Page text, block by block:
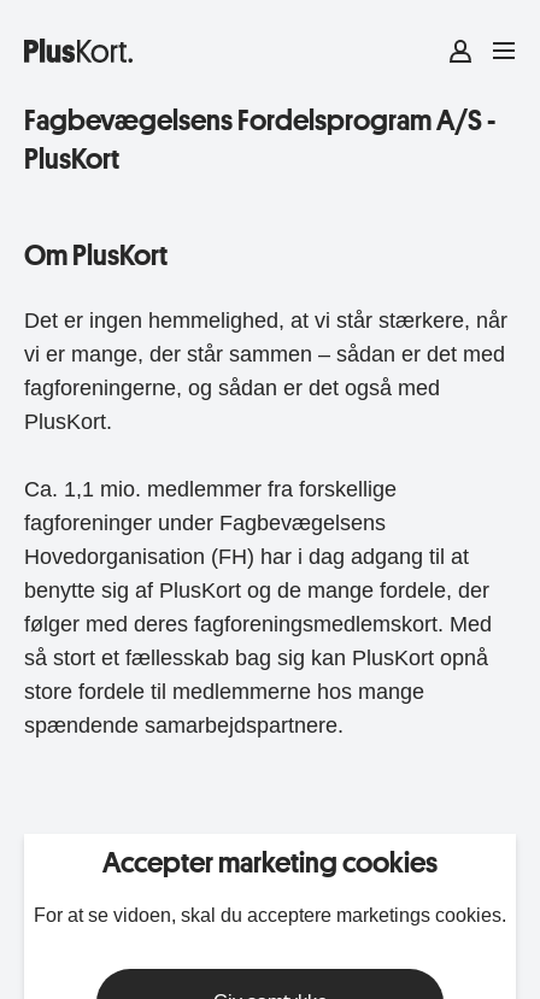
Fagbevægelsens Fordelsprogram A/S -
PlusKort
Om PlusKort
Det er ingen hemmelighed, at vi står stærkere, når
vi er mange, der står sammen – sådan er det med
fagforeningerne, og sådan er det også med
PlusKort.
Ca. 1,1 mio. medlemmer fra forskellige
fagforeninger under Fagbevægelsens
Hovedorganisation (FH) har i dag adgang til at
benytte sig af PlusKort og de mange fordele, der
følger med deres fagforeningsmedlemskort. Med
så stort et fællesskab bag sig kan PlusKort opnå
store fordele til medlemmerne hos mange
spændende samarbejdspartnere.
Accepter marketing cookies
For at se vidoen, skal du acceptere marketings cookies.